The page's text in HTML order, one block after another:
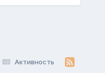
Активность